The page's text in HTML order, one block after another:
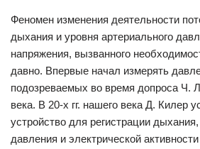
Феномен изменения деятельности
дыхания и уровня артериального
напряжения, вызванного
давно. Впервые начал измерять
подозреваемых во время допроса Ч.
века. В 20-х гг. нашего века Д. Килер
устройство для регистрации
давления и электрической